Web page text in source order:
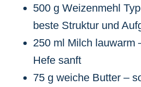
500 g Weizenmehl
beste Struktur und
250 ml Milch lauwarm
Hefe sanft
75 g weiche Butter –